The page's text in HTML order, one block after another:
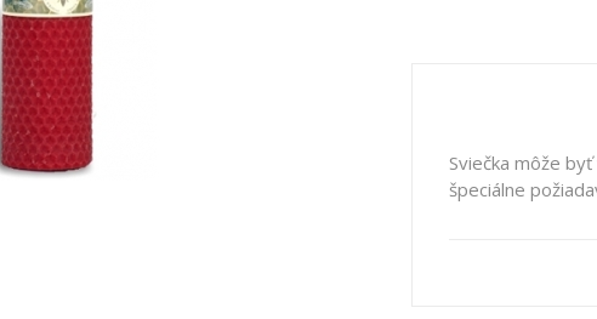
Sviečka môže
špeciálne